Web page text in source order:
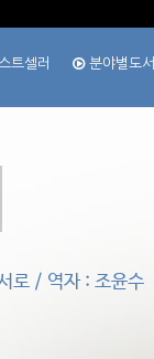
트셀러 분야별도서
로 / 역자 : 조윤수